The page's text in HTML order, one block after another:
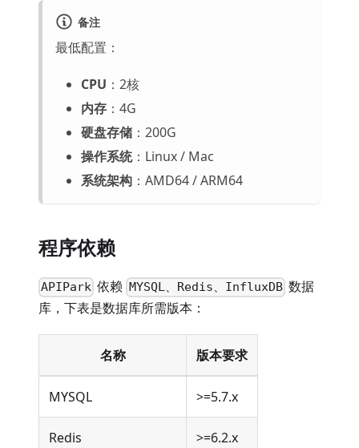
备注
最低配置：
CPU ：2核
内存 ：4G
硬盘存储 ：200G
操作系统：Linux / Mac
系统架构 ：AMD64 / ARM64
程序依赖
APIPark 依赖 MYSQL、Redis、InfluxDB数据
库，下表是数据库所需版本：
名称 版本要求
MYSQL >=5.7.x
Redis >=6.2.x